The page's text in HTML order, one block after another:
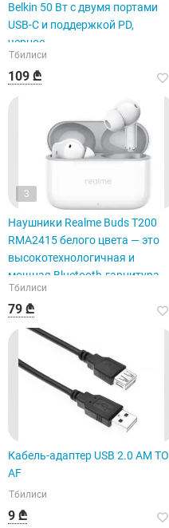
Belkin 50 Вт с двумя портами
USB-C и поддержкой PD,
черное.
Тбилиси
109 ₾
3
Наушники Realme Buds T200
RMA2415 белого цвета — это
высокотехнологичная и
мощная Bluetooth-гарнитура.
Тбилиси
79 ₾
Кабель-адаптер USB 2.0 AM TO
AF
Тбилиси
9 ₾